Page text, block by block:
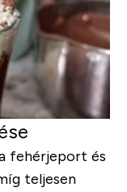
fehérjeport és
teljesen